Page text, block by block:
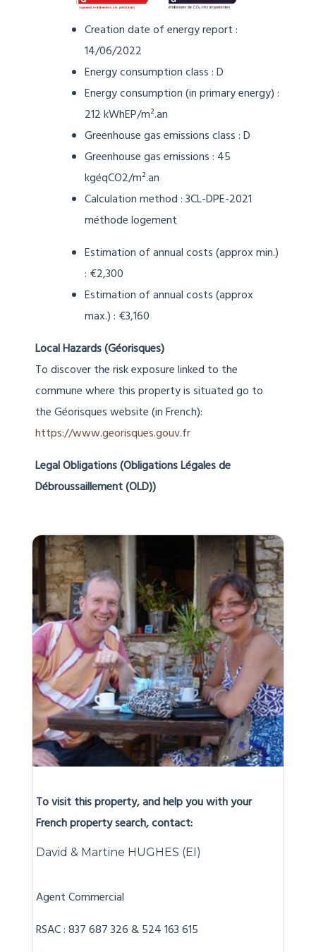
Creation date of energy report :
14/06/2022
Energy consumption class : D
Energy consumption (in primary energy) :
212 kWhEP/m².an
Greenhouse gas emissions class : D
Greenhouse gas emissions : 45
kgéqCO2/m².an
Calculation method :3CL-DPE-2021
méthode logement
Estimation of annual costs (approx min.)
: €2,300
Estimation of annual costs (approx
max.) : €3,160
Local Hazards (Géorisques)
To discover the risk exposure linked to the
commune where this property is situated go to
the Géorisques website (in French):
https://www.georisques.gouv.fr
Legal Obligations (Obligations Légales de
Débroussaillement (OLD))
To visit this property, and help you with your
French property search, contact:
David & Martine HUGHES (EI)
Agent Commercial
RSAC : 837 687 326 & 524 163 615